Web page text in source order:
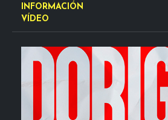
INFORMACIÓN
VÍDEO